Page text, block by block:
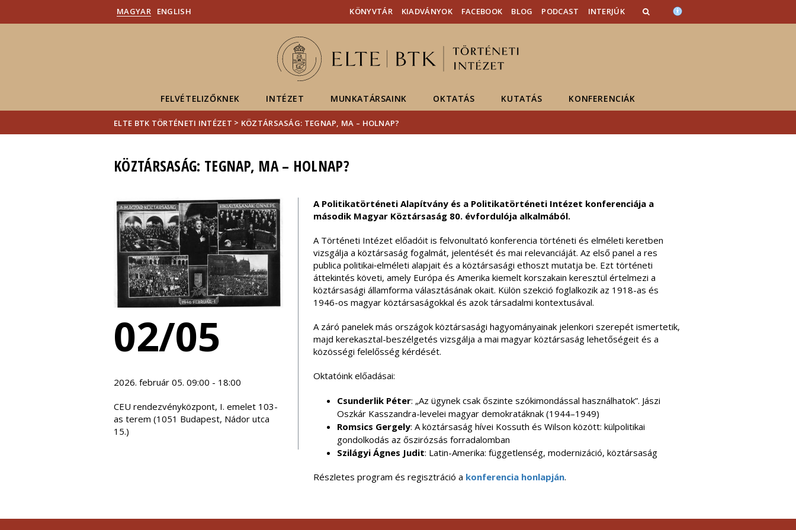
Hírek
Események
ELTE a
MAGYAR ENGLISH KÖNYVTÁR KIADVÁNYOK FACEBOOK BLOG PODCAST INTERJÚK
FELVÉTELIZŐKNEK INTÉZET MUNKATÁRSAINK OKTATÁS KUTATÁS KONFERENCIÁK
ELTE BTK TÖRTÉNETI INTÉZET > KÖZTÁRSASÁG: TEGNAP, MA – HOLNAP?
KÖZTÁRSASÁG: TEGNAP, MA – HOLNAP?
02/05
2026. február 05. 09:00 - 18:00
CEU rendezvényközpont, I. emelet 103-
as terem (1051 Budapest, Nádor utca
15.)
A Politikatörténeti Alapítvány és a Politikatörténeti Intézet konferenciája a
második Magyar Köztársaság 80. évfordulója alkalmából.
A Történeti Intézet előadóit is felvonultató konferencia történeti és elméleti keretben
vizsgálja a köztársaság fogalmát, jelentését és mai relevanciáját. Az első panel a res
publica politikai‑elméleti alapjait és a köztársasági ethoszt mutatja be. Ezt történeti
áttekintés követi, amely Európa és Amerika kiemelt korszakain keresztül értelmezi a
köztársasági államforma választásának okait. Külön szekció foglalkozik az 1918-as és
1946-os magyar köztársaságokkal és azok társadalmi kontextusával.
A záró panelek más országok köztársasági hagyományainak jelenkori szerepét ismertetik,
majd kerekasztal-beszélgetés vizsgálja a mai magyar köztársaság lehetőségeit és a
közösségi felelősség kérdését.
Oktatóink előadásai:
Csunderlik Péter: „Az ügynek csak őszinte szókimondással használhatok”. Jászi
Oszkár Kasszandra-levelei magyar demokratáknak (1944–1949)
Romsics Gergely: A köztársaság hívei Kossuth és Wilson között: külpolitikai
gondolkodás az őszirózsás forradalomban
Szilágyi Ágnes Judit: Latin-Amerika: függetlenség, modernizáció, köztársaság
Részletes program és regisztráció a konferencia honlapján.